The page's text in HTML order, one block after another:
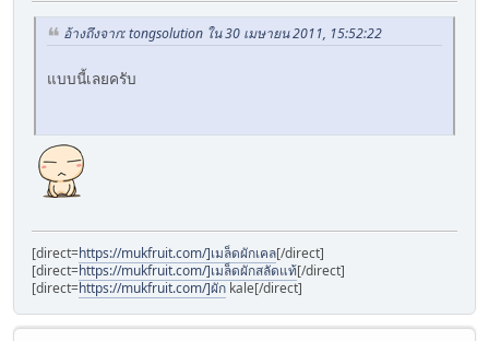
อ้างถึงจาก: tongsolution ใน 30 เมษายน 2011, 15:52:22
แบบนี้เลยครับ
[direct=https://mukfruit.com/]เมล็ดผักเคล[/direct]
[direct=https://mukfruit.com/]เมล็ดผักสลัดแท้[/direct]
[direct=https://mukfruit.com/]ผัก kale[/direct]